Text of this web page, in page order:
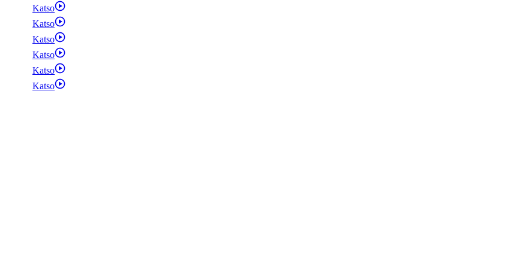
Katso
Katso
Katso
Katso
Katso
Katso